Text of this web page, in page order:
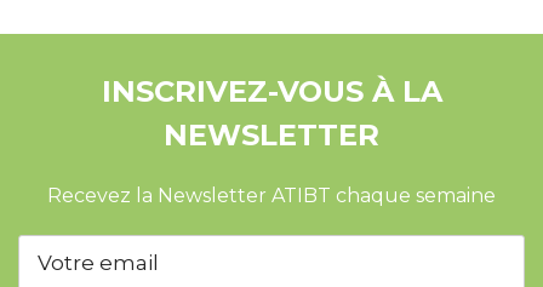
INSCRIVEZ-VOUS À LA
NEWSLETTER
Recevez la Newsletter ATIBT chaque semaine